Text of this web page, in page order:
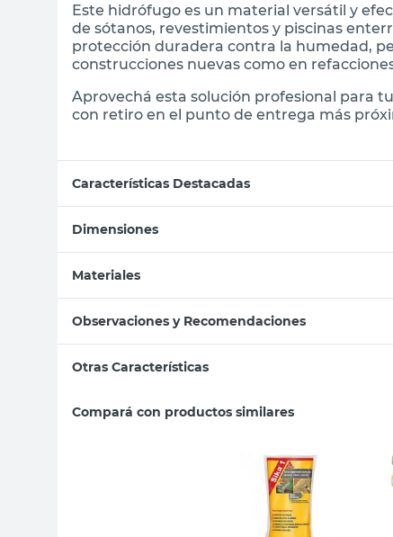
Este hidrófugo es un material versátil y
de sótanos, revestimientos y piscinas
protección duradera contra la humedad,
construcciones nuevas como en
Aprovechá esta solución profesional para
con retiro en el punto de entrega más
Características Destacadas
Dimensiones
Materiales
Observaciones y Recomendaciones
Otras Características
Compará con productos similares